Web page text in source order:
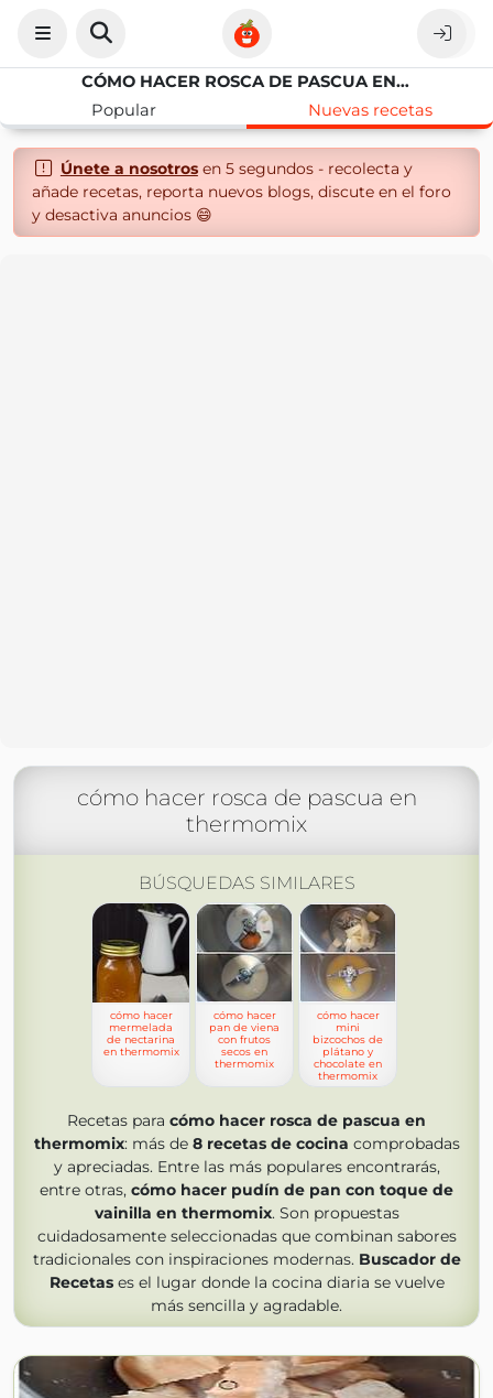
CÓMO HACER ROSCA DE PASCUA EN THERMOMIX
Popular
Nuevas recetas
Únete a nosotrosen 5 segundos - recolecta y
añade recetas, reporta nuevos blogs, discute en el foro
y desactiva anuncios 😄
cómo hacer rosca de pascua en
thermomix
BÚSQUEDAS SIMILARES
cómo hacer
mermelada
de nectarina
en thermomix
cómo hacer
pan de viena
con frutos
secos en
thermomix
cómo hacer
mini
bizcochos de
plátano y
chocolate en
thermomix
Recetas para cómo hacer rosca de pascua en
thermomix: más de 8 recetas de cocina comprobadas
y apreciadas. Entre las más populares encontrarás,
entre otras, cómo hacer pudín de pan con toque de
vainilla en thermomix. Son propuestas
cuidadosamente seleccionadas que combinan sabores
tradicionales con inspiraciones modernas. Buscador de
Recetases el lugar donde la cocina diaria se vuelve
más sencilla y agradable.